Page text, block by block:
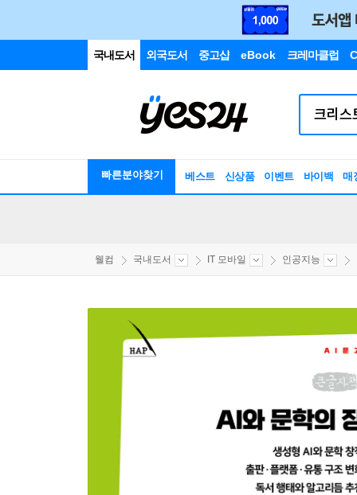
국내도서 외국도서 중고샵 eBook 크레마클럽
빠른분야찾기 베스트 신상품 이벤트 바이백 매
웰컴 국내도서 IT 모바일 인공지능